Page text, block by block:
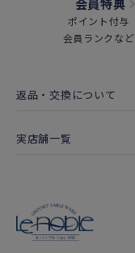
ポイント付与
会員ランクなど
返品・交換について
実店舗一覧